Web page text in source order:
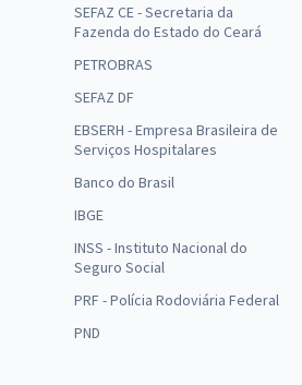
SEFAZ CE - Secretaria da
Fazenda do Estado do Ceará
PETROBRAS
SEFAZ DF
EBSERH - Empresa Brasileira de
Serviços Hospitalares
Banco do Brasil
IBGE
INSS - Instituto Nacional do
Seguro Social
PRF - Polícia Rodoviária Federal
PND